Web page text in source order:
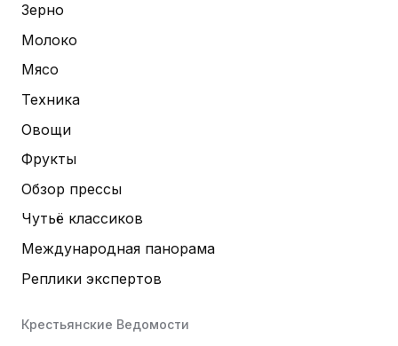
Зерно
Молоко
Мясо
Техника
Овощи
Фрукты
Обзор прессы
Чутьё классиков
Международная панорама
Реплики экспертов
Крестьянские Ведомости